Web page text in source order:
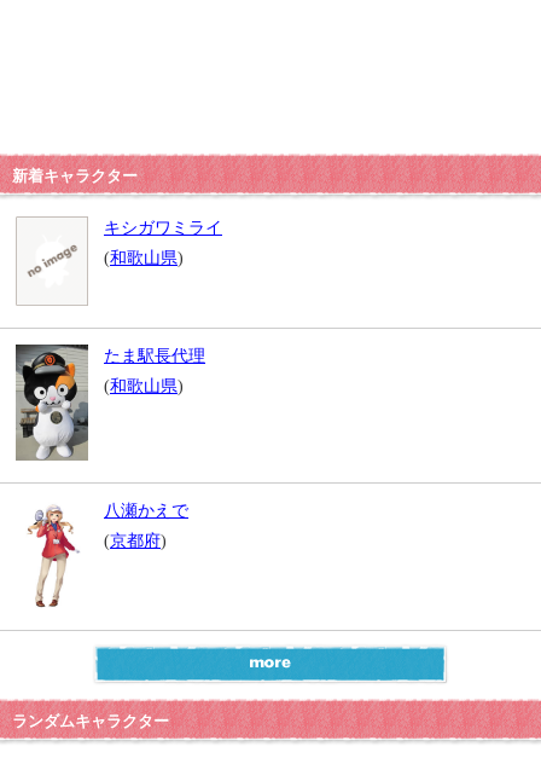
新着キャラクター
キシガワミライ
(和歌山県)
たま駅長代理
(和歌山県)
八瀬かえで
(京都府)
ランダムキャラクター